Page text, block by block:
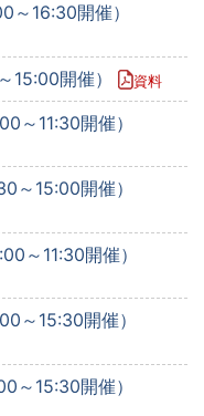
16:30開催）
15:00開催） 資料
～11:30開催）
～15:00開催）
～11:30開催）
～15:30開催）
～15:30開催）